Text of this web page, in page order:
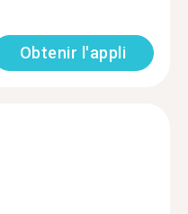
Obtenir l'appli